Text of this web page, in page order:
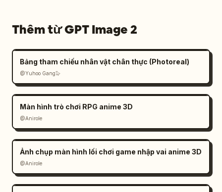
을 배치하세요(왼쪽 전경에 2개, 왼쪽 중간 벽면을
따라 작은 테이블 2개, 오른쪽 측면에 2개). 의자
달린 따뜻한 느낌의 벤트우드 체어로 구성하고, 오
른쪽에는 검은색 의자 1개와 검은색 의자 1개를 포
함하세요. 왼쪽 뒤편으로는 나무 계단 발판과 검은
색 금속 난간, 그리고 저 멀리 벽돌 벽과 유리문이
살짝 보이는 계단과 좁은 통로를 추가하세요. 차분
감, 깔끔한 구도를 사용하세요. 직원 1명을 제외한
사람은 없어야 하며, 어수선함이나 워터마크 없이
Phong cách hình ảnh: Phù hợp với ảnh chụp màn
hình trang web tài nguyên thiết kế chuyên
nghiệp của Hàn Quốc. Sử dụng kiểu chữ sắc
nét, đường viền tinh tế, góc bo tròn, màu
Thêm từ GPT Image 2
Bảng tham chiếu nhân vật chân thực (Photoreal)
@Yuhoo Gang🦭
Màn hình trò chơi RPG anime 3D
@Anirole
Ảnh chụp màn hình lối chơi game nhập vai anime 3D
@Anirole